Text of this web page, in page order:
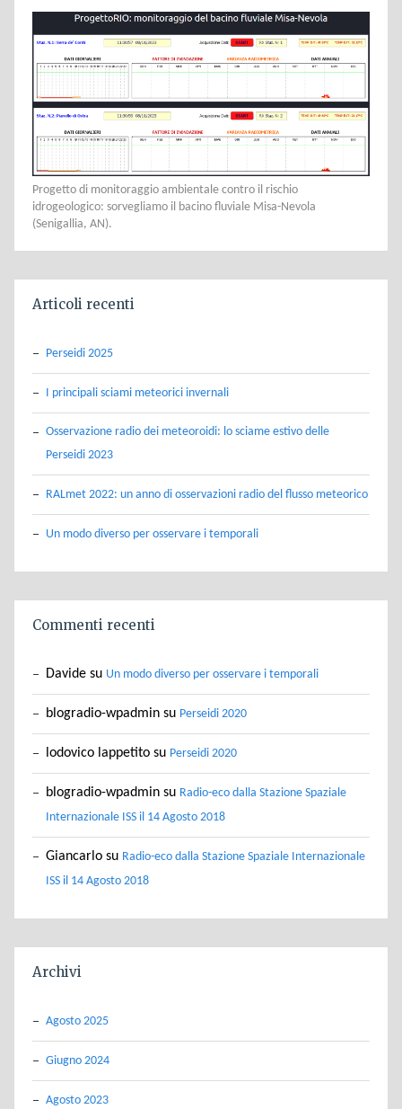
Progetto di monitoraggio ambientale contro il rischio
idrogeologico: sorvegliamo il bacino fluviale Misa-Nevola
(Senigallia, AN).
Articoli recenti
Perseidi 2025
I principali sciami meteorici invernali
Osservazione radio dei meteoroidi: lo sciame estivo delle
Perseidi 2023
RALmet 2022: un anno di osservazioni radio del flusso meteorico
Un modo diverso per osservare i temporali
Commenti recenti
Davide su Un modo diverso per osservare i temporali
blogradio-wpadmin su Perseidi 2020
lodovico lappetito su Perseidi 2020
blogradio-wpadmin su Radio-eco dalla Stazione Spaziale
Internazionale ISS il 14 Agosto 2018
Giancarlo su Radio-eco dalla Stazione Spaziale Internazionale
ISS il 14 Agosto 2018
Archivi
Agosto 2025
Giugno 2024
Agosto 2023